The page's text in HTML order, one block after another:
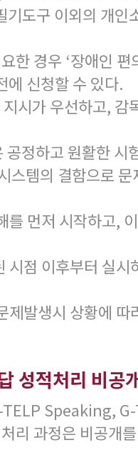
도구 이외의 개인
한 경우 ‘장애인
에 신청할 수 있다.
시가 우선하고, 감
정하고 원활한 시
스템의 결함으로
먼저 시작하고,
점 이후부터 실시
발생시 상황에 따
성적처리 비공
TELP Speaking,
리 과정은 비공개